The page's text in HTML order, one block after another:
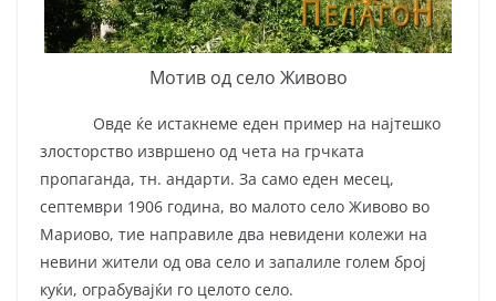
Мотив од село Живово
Овде ќе истакнеме еден пример на најтешко
злосторство извршено од чета на грчката
пропаганда, тн. андарти. За само еден месец,
септември 1906 година, во малото село Живово во
Мариово, тие направиле два невидени колежи на
невини жители од ова село и запалиле голем број
куќи, ограбувајќи го целото село.